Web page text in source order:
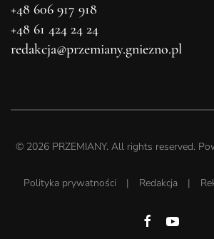
+48 606 917 918
+48 61 424 24 24
redakcja@przemiany.gniezno.pl
© 2026PRZEMIANY. All rights reserved.
Polityka prywatności | Redakcja |